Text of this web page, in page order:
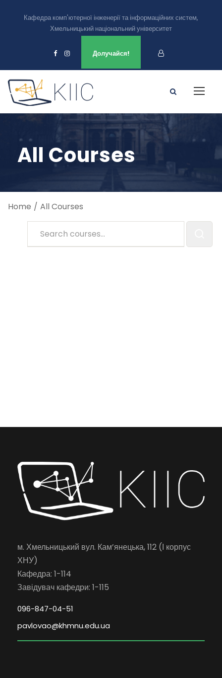
Кафедра комп'ютерної інженерії та інформаційних систем,
Хмельницький національний університет
Долучайся!
All Courses
Home All Courses
м. Хмельницький вул. Кам’янецька, 112 (І корпус
ХНУ)
Кафедра: 1-114
Завідувач кафедри: 1-115
096-847-04-51
pavlovao@khmnu.edu.ua